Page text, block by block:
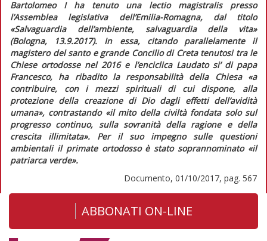
Bartolomeo I ha tenuto una lectio magistralispresso
l’Assemblea legislativa dell’Emilia-Romagna, dal titolo
«Salvaguardia dell’ambiente, salvaguardia della vita»
(Bologna, 13.9.2017). In essa, citando parallelamente il
magistero del santo e grande Concilio di Creta tenutosi tra le
Chiese ortodosse nel 2016 e l’enciclica Laudato si’ di papa
Francesco, ha ribadito la responsabilità della Chiesa «a
contribuire, con i mezzi spirituali di cui dispone, alla
protezione della creazione di Dio dagli effetti dell’avidità
umana», contrastando «il mito della civiltà fondata solo sul
progresso continuo, sulla sovranità della ragione e della
crescita illimitata». Per il suo impegno sulle questioni
ambientali il primate ortodosso è stato soprannominato «il
patriarca verde».
Documento, 01/10/2017, pag. 567
ABBONATI ON-LINE